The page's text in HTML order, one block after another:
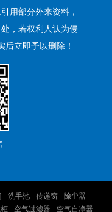
用部分外来资料，
，若权利人认为侵
后立即予以删除！
洗手池 传递窗 除尘器
空气过滤器 空气自净器